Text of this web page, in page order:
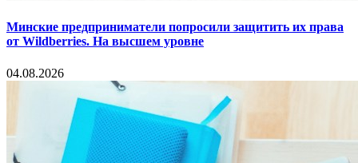
Минские предприниматели попросили защитить их права
от Wildberries. На высшем уровне
04.08.2026